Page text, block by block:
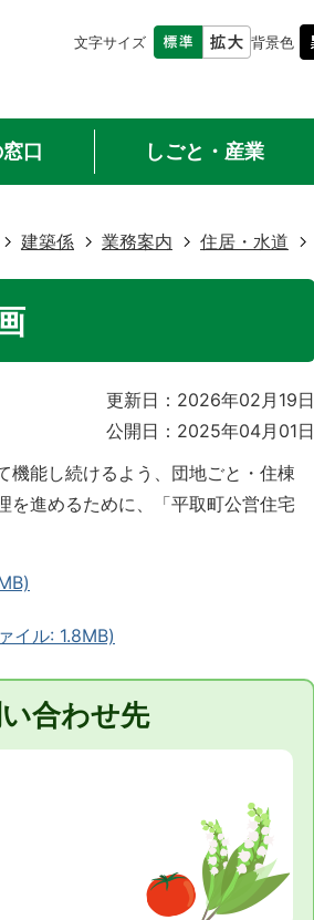
文字サイズ 背景色
口 しごと・産業
建築係 業務案内 住居・水道
更新日：2026年02月19日
公開日：2025年04月01日
機能し続けるよう、団地ごと・住棟
を進めるために、「平取町公営住宅
イル: 1.8MB)
合わせ先